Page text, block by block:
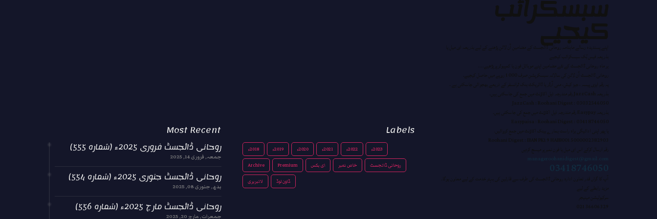
سبسکرائب
کیجیے
اپنے پسندیدہ رسالے ماہنامہ روحانی ڈائجسٹ کے مضامین آن لائن پڑھنے کے لیے بذریعہ ای میل یا
بذریعہ فیس بُک سبسکرائب کیجیے
ہر ماہ روحانی ڈائجسٹ کے نئے مضامین اپنے موبائل فون یا کمپیوٹر پر پڑھیے….
روحانی ڈائجسٹ آن لائن کی سالانہ سبسکرپشن صرف 1000 روپے میں حاصل کیجیے۔
یہ رقم ایزی پیسہ ، جیز کیش، منی آرڈر یا ڈائریکٹ بنک ٹرانسفر کے ذریعے بھجوائی جاسکتی ہے ۔
بذریعہ JazzCash رقم مندرجہ ذیل اکاؤنٹ میں جمع کی جاسکتی ہیں۔
JazzCash : Roohani Digest : 03032546050
بذریعہ Easypay رقم مندرجہ ذیل اکاؤنٹ میں جمع کی جاسکتی ہیں۔
Easypaisa : Roohani Digest : 03418746050
یا پھر اپنی ادائیگی براہ راست ہمارے بینک اکاؤنٹ میں جمع کروائیں.
Roohani Digest : IBAN PK19 HABB0015000002382903
رقم ارسال کرکے اس ای میل یا فون نمبر پر میسج کردیں
آپ کا گراں قدر تعاون ادارہ روحانی ڈائجسٹ کی طرف سے قارئین کی بہتر خدمت کے لیے معاون ہوگا۔
مزید رابطے کے لیے
سرکیولیشن مینیجر
02136606329
Labels
2018ء 2019ء 2020ء 2021ء 2022ء 2023ء
Archive Premium ای بکس خاص نمبر روحانی ڈائجسٹ
لائبریری ڈاون لوڈ
Most Recent
روحانی ڈائجسٹ فروری 2025ء (شمارہ 555)
جمعہ, فروری 14, 2025
روحانی ڈائجسٹ جنوری 2025ء (شمارہ 554)
بدھ, جنوری 08, 2025
روحانی ڈائجسٹ مارچ 2025ء (شمارہ 556)
جمعرات, مارچ 20, 2025